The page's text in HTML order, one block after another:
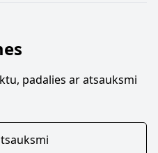
padalies ar atsauksmi